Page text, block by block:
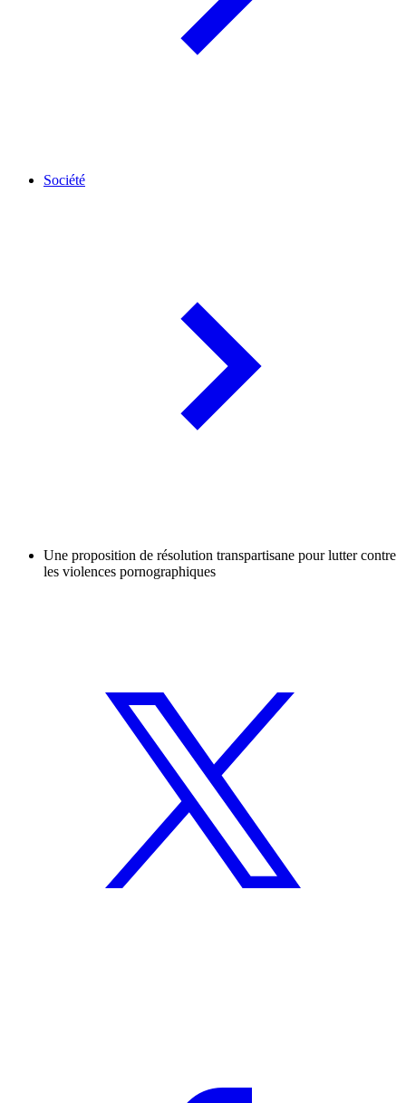
Société
Une proposition de résolution transpartisane pour lutter contre
les violences pornographiques